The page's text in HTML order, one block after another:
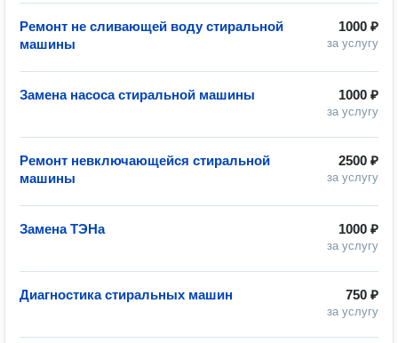
1000 ₽
за услугу
Ремонт не сливающей воду стиральной
машины
1000 ₽
за услугу
Замена насоса стиральной машины
2500 ₽
за услугу
Ремонт невключающейся стиральной
машины
1000 ₽
за услугу
Замена ТЭНа
750 ₽
за услугу
Диагностика стиральных машин